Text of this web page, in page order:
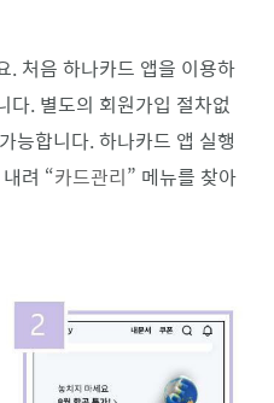
. 처음 하나카드 앱을 이용하
다. 별도의 회원가입 절차없
능합니다. 하나카드 앱 실행
려 “카드관리” 메뉴를 찾아